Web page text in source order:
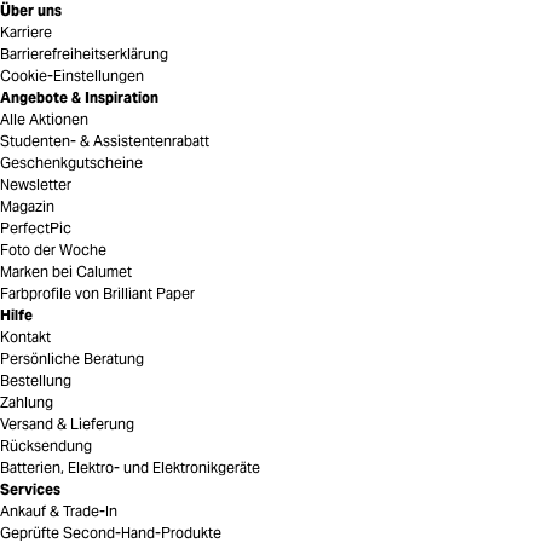
Über uns
Karriere
Barrierefreiheitserklärung
Cookie-Einstellungen
Angebote & Inspiration
Alle Aktionen
Studenten- & Assistentenrabatt
Geschenkgutscheine
Newsletter
Magazin
PerfectPic
Foto der Woche
Marken bei Calumet
Farbprofile von Brilliant Paper
Hilfe
Kontakt
Persönliche Beratung
Bestellung
Zahlung
Versand & Lieferung
Rücksendung
Batterien, Elektro- und Elektronikgeräte
Services
Ankauf & Trade-In
Geprüfte Second-Hand-Produkte